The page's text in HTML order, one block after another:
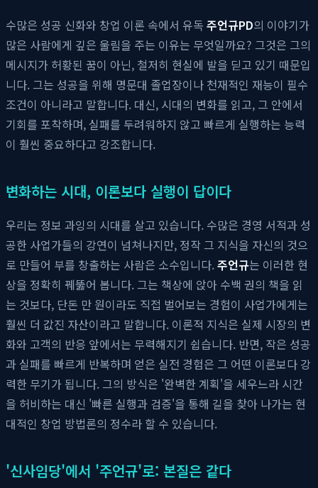
수많은 성공 신화와 창업 이론 속에서 유독 주언규PD의 이야기가
많은 사람에게 깊은 울림을 주는 이유는 무엇일까요? 그것은 그의
메시지가 허황된 꿈이 아닌, 철저히 현실에 발을 딛고 있기 때문입
니다. 그는 성공을 위해 명문대 졸업장이나 천재적인 재능이 필수
조건이 아니라고 말합니다. 대신, 시대의 변화를 읽고, 그 안에서
기회를 포착하며, 실패를 두려워하지 않고 빠르게 실행하는 능력
이 훨씬 중요하다고 강조합니다.
변화하는 시대, 이론보다 실행이 답이다
우리는 정보 과잉의 시대를 살고 있습니다. 수많은 경영 서적과 성
공한 사업가들의 강연이 넘쳐나지만, 정작 그 지식을 자신의 것으
로 만들어 부를 창출하는 사람은 소수입니다.주언규는 이러한 현
상을 정확히 꿰뚫어 봅니다. 그는 책상에 앉아 수백 권의 책을 읽
는 것보다, 단돈 만 원이라도 직접 벌어보는 경험이 사업가에게는
훨씬 더 값진 자산이라고 말합니다. 이론적 지식은 실제 시장의 변
화와 고객의 반응 앞에서는 무력해지기 쉽습니다. 반면, 작은 성공
과 실패를 빠르게 반복하며 얻은 실전 경험은 그 어떤 이론보다 강
력한 무기가 됩니다. 그의 방식은 '완벽한 계획'을 세우느라 시간
을 허비하는 대신 '빠른 실행과 검증'을 통해 길을 찾아 나가는 현
대적인 창업 방법론의 정수라 할 수 있습니다.
'신사임당'에서 '주언규'로: 본질은 같다